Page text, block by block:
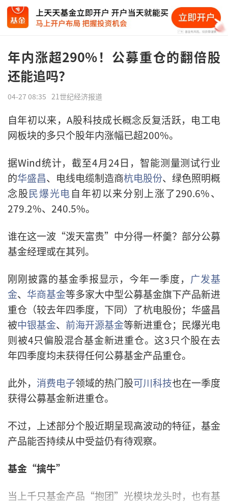
年内涨超290%！公募重仓的翻倍股
还能追吗？
04-27 08:35 21世纪经济报道
自年初以来，A股科技成长概念反复活跃，电工电
网板块的多只个股年内涨幅已超200%。
据Wind统计，截至4月24日，智能测量测试行业
的华盛昌、电线电缆制造商杭电股份、绿色照明概
念股民爆光电自年初以来分别上涨了290.6%、
279.2%、240.5%。
谁在这一波“泼天富贵”中分得一杯羹？部分公募
基金经理或在其列。
刚刚披露的基金季报显示，今年一季度， 广发基
金、 华商基金等多家大中型公募基金旗下产品新进
重仓（较去年四季度，下同）了杭电股份；华盛昌
被中银基金、 前海开源基金等新进重仓；民爆光电
则被4只偏股混合基金新进重仓。这3只个股在去
年四季度均未获得任何公募基金产品重仓。
此外， 消费电子领域的热门股可川科技也在一季度
获得公募基金新进重仓。
不过，上述部分个股近期呈现高波动的特征，基金
产品能否持续从中受益仍有待观察。
基金“擒牛”
当上千只基金产品“抱团”光模块龙头时，也有基